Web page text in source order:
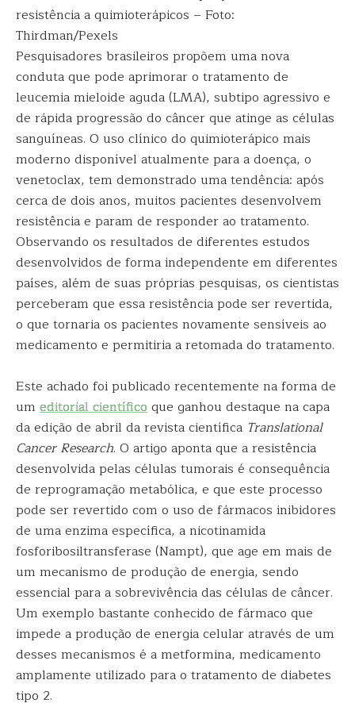
resistência a quimioterápicos – Foto:
Thirdman/Pexels
Pesquisadores brasileiros propõem uma nova
conduta que pode aprimorar o tratamento de
leucemia mieloide aguda (LMA), subtipo agressivo e
de rápida progressão do câncer que atinge as células
sanguíneas. O uso clínico do quimioterápico mais
moderno disponível atualmente para a doença, o
venetoclax, tem demonstrado uma tendência: após
cerca de dois anos, muitos pacientes desenvolvem
resistência e param de responder ao tratamento.
Observando os resultados de diferentes estudos
desenvolvidos de forma independente em diferentes
países, além de suas próprias pesquisas, os cientistas
perceberam que essa resistência pode ser revertida,
o que tornaria os pacientes novamente sensíveis ao
medicamento e permitiria a retomada do tratamento.
Este achado foi publicado recentemente na forma de
um editorial científicoque ganhou destaque na capa
da edição de abril da revista científica Translational
Cancer Research. O artigo aponta que a resistência
desenvolvida pelas células tumorais é consequência
de reprogramação metabólica, e que este processo
pode ser revertido com o uso de fármacos inibidores
de uma enzima específica, a nicotinamida
fosforibosiltransferase (Nampt), que age em mais de
um mecanismo de produção de energia, sendo
essencial para a sobrevivência das células de câncer.
Um exemplo bastante conhecido de fármaco que
impede a produção de energia celular através de um
desses mecanismos é a metformina, medicamento
amplamente utilizado para o tratamento de diabetes
tipo 2.